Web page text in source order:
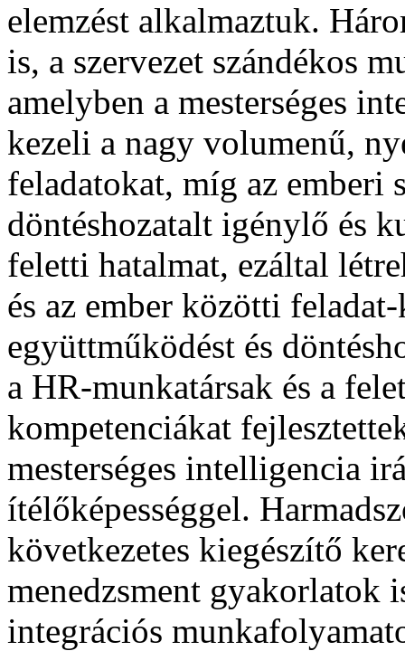
elemzést alkalmaztuk.
is, a szervezet szándékos
amelyben a mesterséges
kezeli a nagy volumenű,
feladatokat, míg az emberi
döntéshozatalt igénylő és
feletti hatalmat, ezáltal
és az ember közötti
együttműködést és
a HR-munkatársak és a
kompetenciákat
mesterséges intelligencia
ítélőképességgel.
következetes kiegészítő
menedzsment gyakorlatok
integrációs